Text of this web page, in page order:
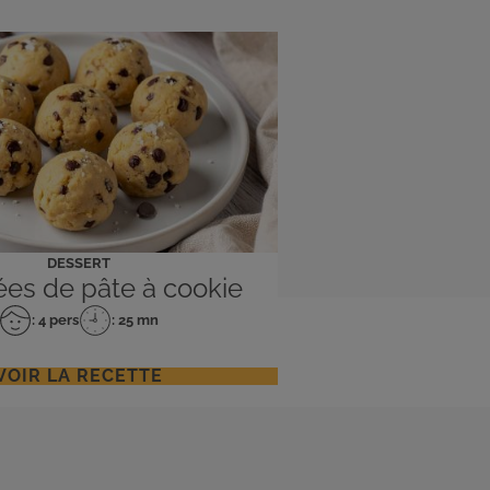
DESSERT
de pâte à cookie
Nombre
: 4 pers
Temps
préparation
: 25 mn
LA RECETTE